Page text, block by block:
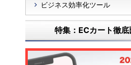
ビジネス効率化ツール
特集：ECカート徹底